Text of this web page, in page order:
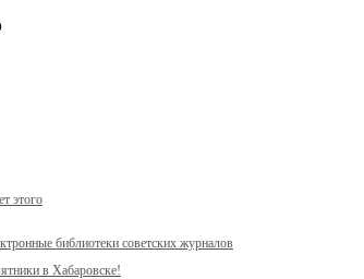
этого
библиотеки советских журналов
в Хабаровске!